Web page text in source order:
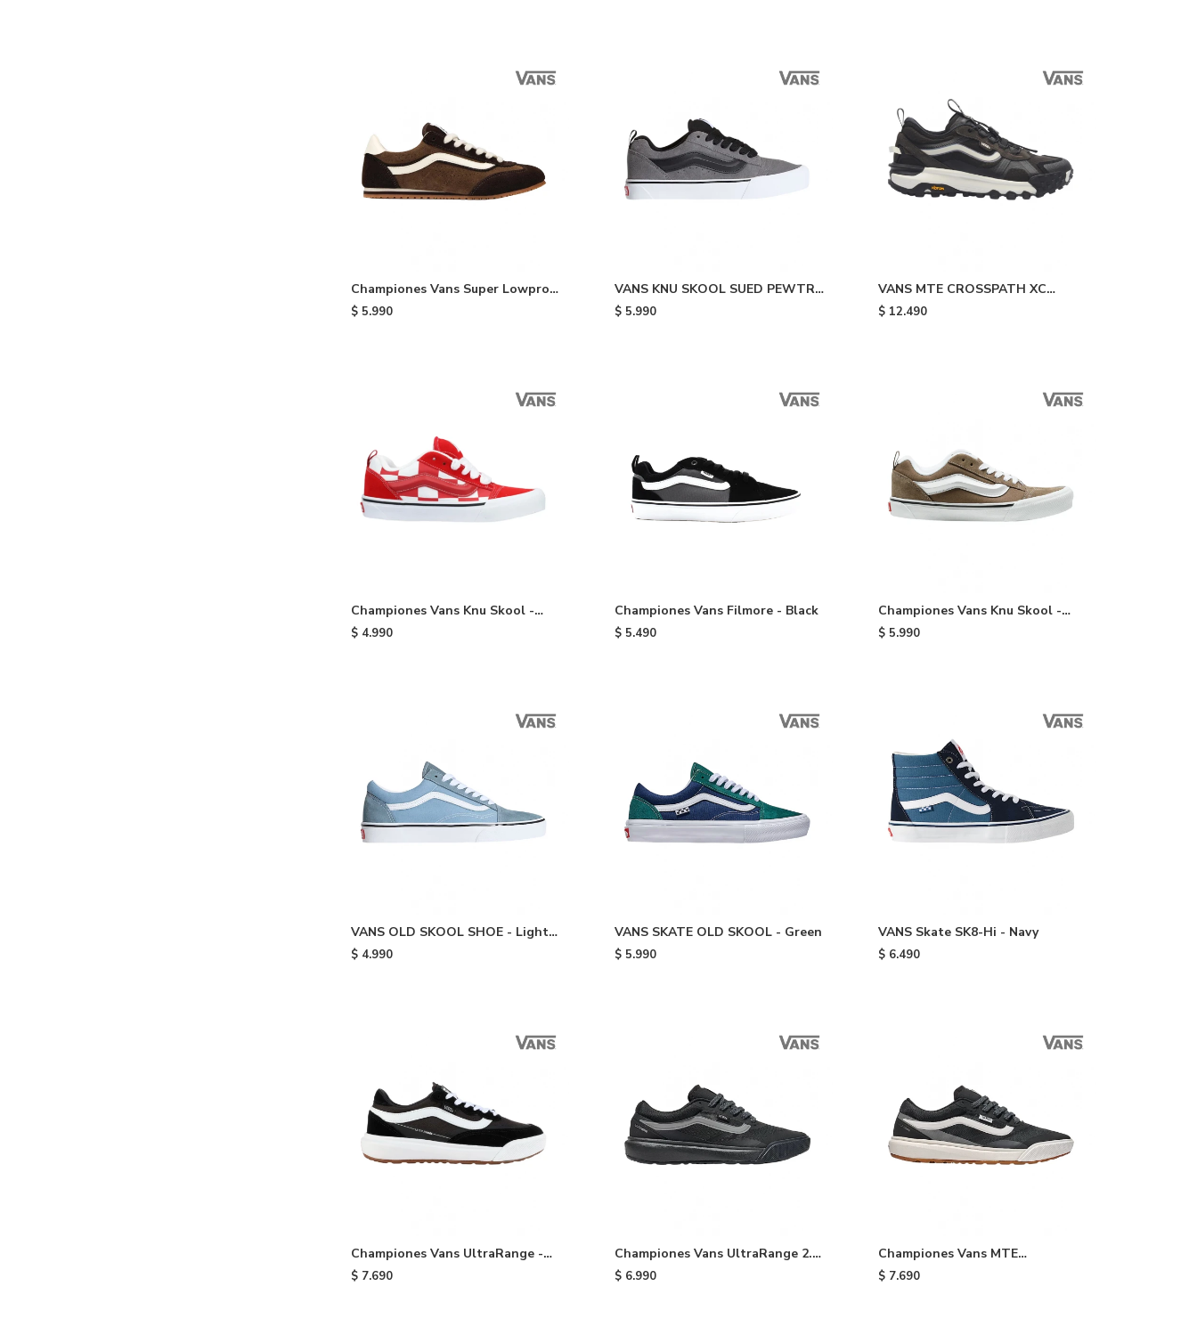
Championes Vans Super Lowpro -
Brown
$ 5.990
VANS KNU SKOOL SUED PEWTR -
Grey & Black
$ 5.990
VANS MTE CROSSPATH XC
WASHED - Black
$ 12.490
Championes Vans Knu Skool -
Red
$ 4.990
Championes Vans Filmore - Black
$ 5.490
Championes Vans Knu Skool -
Brown
$ 5.990
VANS OLD SKOOL SHOE - Light
Blue
$ 4.990
VANS SKATE OLD SKOOL - Green
$ 5.990
VANS Skate SK8-Hi - Navy
$ 6.490
Championes Vans UltraRange -
Black
$ 7.690
Championes Vans UltraRange 2.0
- Black/grey
$ 6.990
Championes Vans MTE
UltraRange 2.0 - Black/white
$ 7.690